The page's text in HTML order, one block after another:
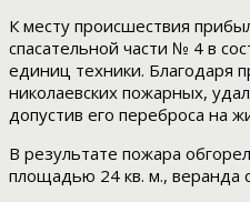
К месту происшествия
спасательной части № 4 в
единиц техники. Благодаря
николаевских пожарных,
допустив его переброса на
В результате пожара
площадью 24 кв. м., веранда